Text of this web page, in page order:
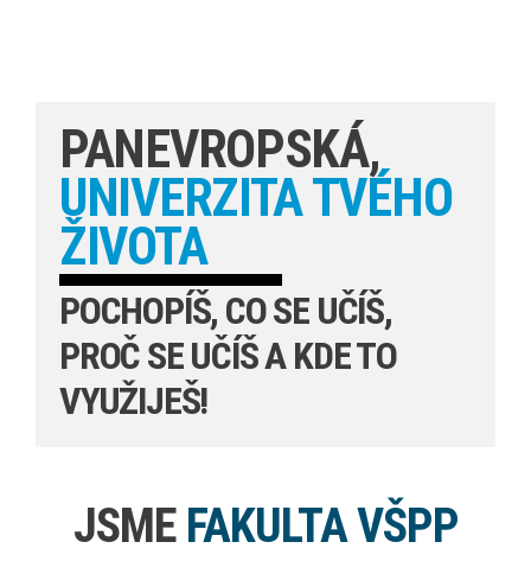
PANEVROPSKÁ,
UNIVERZITA TVÉHO
ŽIVOTA
POCHOPÍŠ, CO SE UČÍŠ,
PROČ SE UČÍŠ A KDE TO
VYUŽIJEŠ!
JSME FAKULTA VŠPP